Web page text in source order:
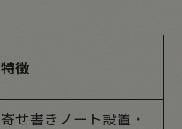
特徴
寄せ書きノート設置・